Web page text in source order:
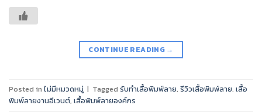
CONTINUE READING →
Posted in ไม่มีหมวดหมู่ | Tagged รับทำเสื้อพิมพ์ลาย, รีวิวเสื้อพิมพ์ลาย, เสื้อ
พิมพ์ลายงานอีเวนต์, เสื้อพิมพ์ลายองค์กร